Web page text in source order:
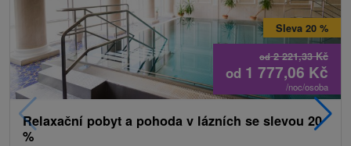
od2 221,33Kč
Sleva 20 %
od 1 777,06 Kč
/noc/osoba
Relaxační pobyt a pohoda v lázních se slevou 20
%